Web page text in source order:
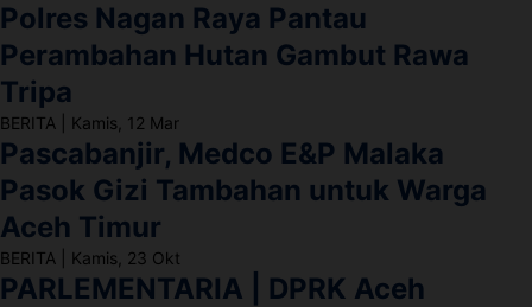
Polres Nagan Raya Pantau
Perambahan Hutan Gambut Rawa
Tripa
BERITA Kamis, 12 Mar
Pascabanjir, Medco E&P Malaka
Pasok Gizi Tambahan untuk Warga
Aceh Timur
BERITA Kamis, 23 Okt
PARLEMENTARIA | DPRK Aceh